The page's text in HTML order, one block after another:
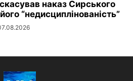
наказ Сирського
“недисциплінованість”